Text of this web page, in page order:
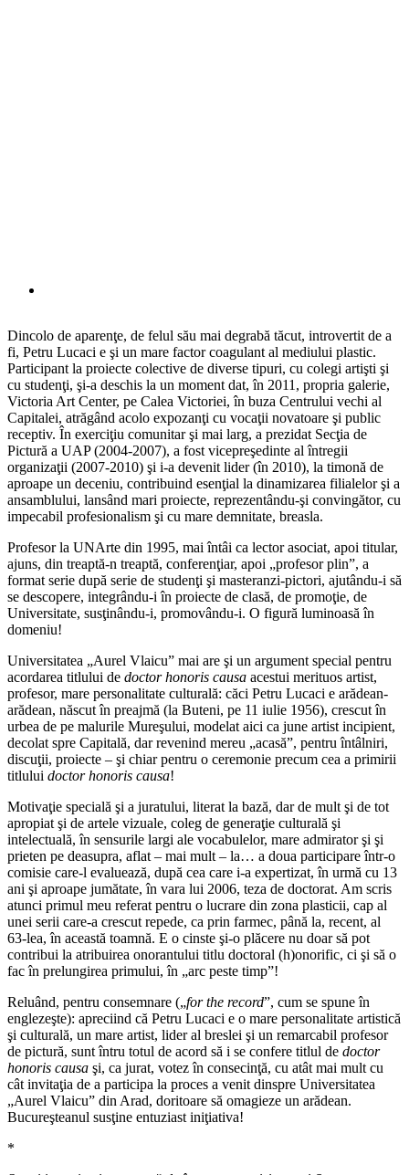
Dincolo de aparenţe, de felul său mai degrabă tăcut, introvertit de a
fi, Petru Lucaci e şi un mare factor coagulant al mediului plastic.
Participant la proiecte colective de diverse tipuri, cu colegi artişti şi
cu studenţi, şi-a deschis la un moment dat, în 2011, propria galerie,
Victoria Art Center, pe Calea Victoriei, în buza Centrului vechi al
Capitalei, atrăgând acolo expozanţi cu vocaţii novatoare şi public
receptiv. În exerciţiu comunitar şi mai larg, a prezidat Secţia de
Pictură a UAP (2004-2007), a fost vicepreşedinte al întregii
organizaţii (2007-2010) şi i-a devenit lider (în 2010), la timonă de
aproape un deceniu, contribuind esenţial la dinamizarea filialelor şi a
ansamblului, lansând mari proiecte, reprezentându-şi convingător, cu
impecabil profesionalism şi cu mare demnitate, breasla.
Profesor la UNArte din 1995, mai întâi ca lector asociat, apoi titular,
ajuns, din treaptă-n treaptă, conferenţiar, apoi „profesor plin”, a
format serie după serie de studenţi şi masteranzi-pictori, ajutându-i să
se descopere, integrându-i în proiecte de clasă, de promoţie, de
Universitate, susţinându-i, promovându-i. O figură luminoasă în
domeniu!
Universitatea „Aurel Vlaicu” mai are şi un argument special pentru
acordarea titlului de doctor honoris causa acestui merituos artist,
profesor, mare personalitate culturală: căci Petru Lucaci e arădean-
arădean, născut în preajmă (la Buteni, pe 11 iulie 1956), crescut în
urbea de pe malurile Mureşului, modelat aici ca june artist incipient,
decolat spre Capitală, dar revenind mereu „acasă”, pentru întâlniri,
discuţii, proiecte – şi chiar pentru o ceremonie precum cea a primirii
titlului doctor honoris causa!
Motivaţie specială şi a juratului, literat la bază, dar de mult şi de tot
apropiat şi de artele vizuale, coleg de generaţie culturală şi
intelectuală, în sensurile largi ale vocabulelor, mare admirator şi şi
prieten pe deasupra, aflat – mai mult – la… a doua participare într-o
comisie care-l evaluează, după cea care i-a expertizat, în urmă cu 13
ani şi aproape jumătate, în vara lui 2006, teza de doctorat. Am scris
atunci primul meu referat pentru o lucrare din zona plasticii, cap al
unei serii care-a crescut repede, ca prin farmec, până la, recent, al
63-lea, în această toamnă. E o cinste şi-o plăcere nu doar să pot
contribui la atribuirea onorantului titlu doctoral (h)onorific, ci şi să o
fac în prelungirea primului, în „arc peste timp”!
Reluând, pentru consemnare („for the record”, cum se spune în
englezeşte): apreciind că Petru Lucaci e o mare personalitate artistică
şi culturală, un mare artist, lider al breslei şi un remarcabil profesor
de pictură, sunt întru totul de acord să i se confere titlul de doctor
honoris causa şi, ca jurat, votez în consecinţă, cu atât mai mult cu
cât invitaţia de a participa la proces a venit dinspre Universitatea
„Aurel Vlaicu” din Arad, doritoare să omagieze un arădean.
Bucureşteanul susţine entuziast iniţiativa!
*